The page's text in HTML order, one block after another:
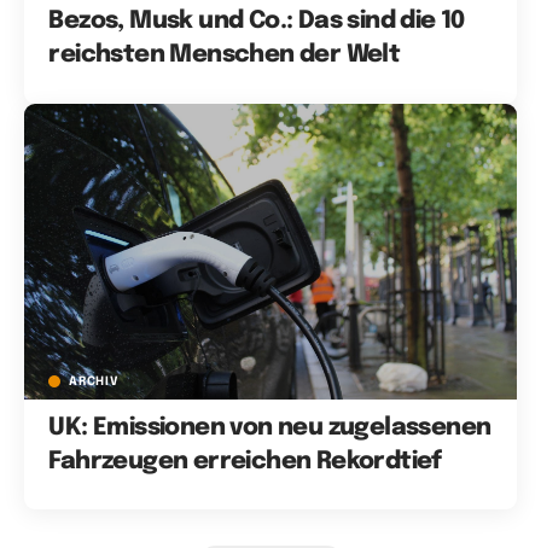
Bezos, Musk und Co.: Das sind die 10
reichsten Menschen der Welt
ARCHIV
UK: Emissionen von neu zugelassenen
Fahrzeugen erreichen Rekordtief